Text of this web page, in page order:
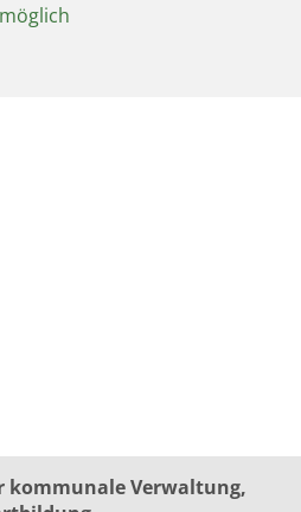
Verwaltung,